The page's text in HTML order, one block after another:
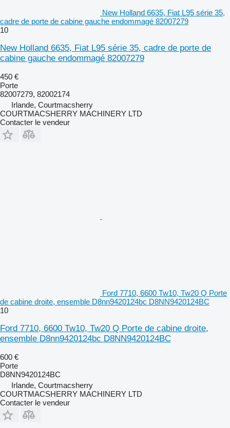
New Holland 6635, Fiat L95 série 35,
cadre de porte de cabine gauche endommagé 82007279
10
New Holland 6635, Fiat L95 série 35, cadre de porte de
cabine gauche endommagé 82007279
450 €
Porte
82007279, 82002174
Irlande, Courtmacsherry
COURTMACSHERRY MACHINERY LTD
Contacter le vendeur
Ford 7710, 6600 Tw10, Tw20 Q Porte
de cabine droite, ensemble D8nn9420124bc D8NN9420124BC
10
Ford 7710, 6600 Tw10, Tw20 Q Porte de cabine droite,
ensemble D8nn9420124bc D8NN9420124BC
600 €
Porte
D8NN9420124BC
Irlande, Courtmacsherry
COURTMACSHERRY MACHINERY LTD
Contacter le vendeur